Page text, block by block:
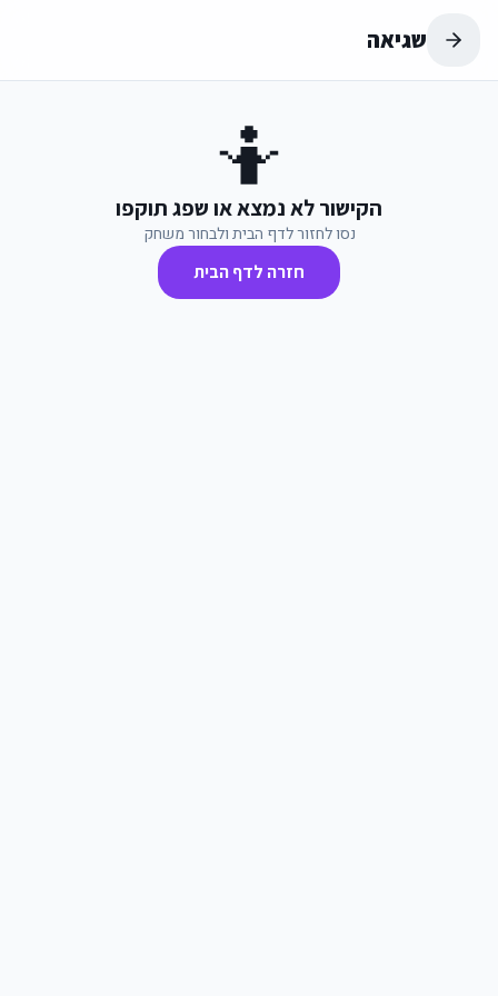
שגיאה
🤷
הקישור לא נמצא או שפג תוקפו
נסו לחזור לדף הבית ולבחור משחק
חזרה לדף הבית